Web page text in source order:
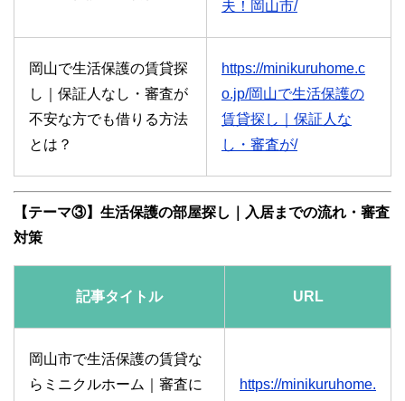
夫！岡山市/
岡山で生活保護の賃貸探
し｜保証人なし・審査が
不安な方でも借りる方法
とは？
https://minikuruhome.c
o.jp/岡山で生活保護の
賃貸探し｜保証人な
し・審査が/
【テーマ③】生活保護の部屋探し｜入居までの流れ・審査
対策
記事タイトル URL
岡山市で生活保護の賃貸な
らミニクルホーム｜審査に
https://minikuruhome.